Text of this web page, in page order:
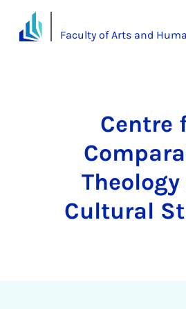
Faculty of Arts and
Centre
Cultural